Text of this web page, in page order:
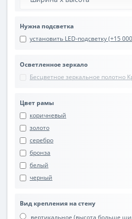
Нужна подсветка
установить LED-подсветку (+15
Осветленное зеркало
Бесцветное зеркальное полотно
Цвет рамы
коричневый
золото
серебро
бронза
белый
черный
Вид крепления на стену
вертикальное (высота больше